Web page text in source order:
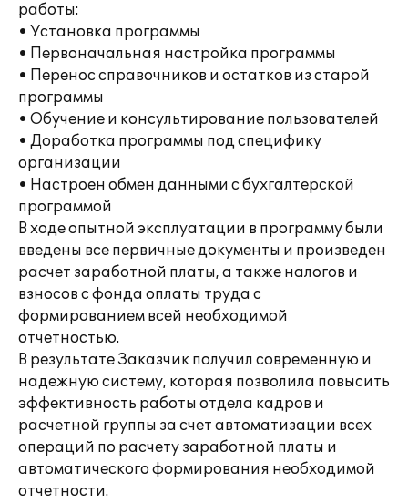
работы:
• Установка программы
• Первоначальная настройка программы
• Перенос справочников и остатков из старой
программы
• Обучение и консультирование пользователей
• Доработка программы под специфику
организации
• Настроен обмен данными с бухгалтерской
программой
В ходе опытной эксплуатации в программу были
введены все первичные документы и произведен
расчет заработной платы, а также налогов и
взносов с фонда оплаты труда с
формированием всей необходимой
отчетностью.
В результате Заказчик получил современную и
надежную систему, которая позволила повысить
эффективность работы отдела кадров и
расчетной группы за счет автоматизации всех
операций по расчету заработной платы и
автоматического формирования необходимой
отчетности.